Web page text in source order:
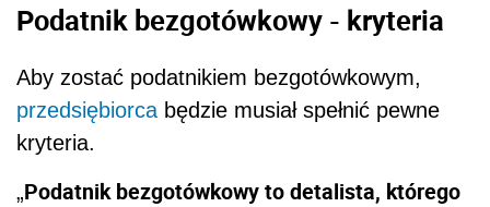
Podatnik bezgotówkowy - kryteria
Aby zostać podatnikiem bezgotówkowym,
przedsiębiorca będzie musiał spełnić pewne
kryteria.
„Podatnik bezgotówkowy to detalista, którego